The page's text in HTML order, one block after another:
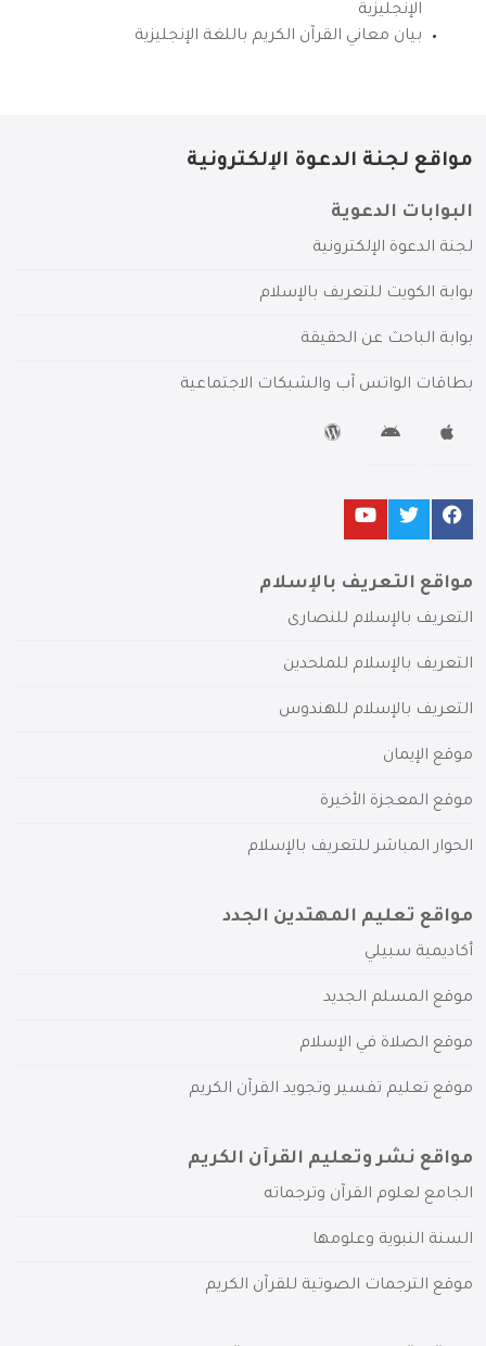
الإنجليزية
بيان معاني القرآن الكريم باللغة الإنجليزية
مواقع لجنة الدعوة الإلكترونية
البوابات الدعوية
لجنة الدعوة الإلكترونية
بوابة الكويت للتعريف بالإسلام
بوابة الباحث عن الحقيقة
بطاقات الواتس آب والشبكات الاجتماعية
مواقع التعريف بالإسلام
التعريف بالإسلام للنصارى
التعريف بالإسلام للملحدين
التعريف بالإسلام للهندوس
موقع الإيمان
موقع المعجزة الأخيرة
الحوار المباشر للتعريف بالإسلام
مواقع تعليم المهتدين الجدد
أكاديمية سبيلي
موقع المسلم الجديد
موقع الصلاة في الإسلام
موقع تعليم تفسير وتجويد القرآن الكريم
مواقع نشر وتعليم القرآن الكريم
الجامع لعلوم القرآن وترجماته
السنة النبوية وعلومها
موقع الترجمات الصوتية للقرآن الكريم